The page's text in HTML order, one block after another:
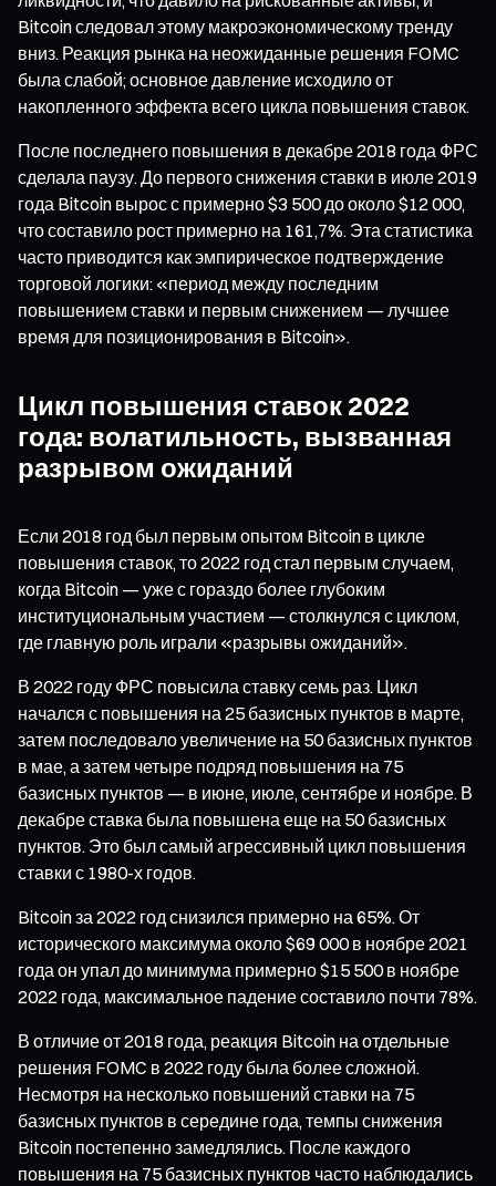
Bitcoin следовал этому макроэкономическому тренду
вниз. Реакция рынка на неожиданные решения FOMC
была слабой; основное давление исходило от
накопленного эффекта всего цикла повышения ставок.
После последнего повышения в декабре 2018 года ФРС
сделала паузу. До первого снижения ставки в июле 2019
года Bitcoin вырос с примерно $3 500 до около $12 000,
что составило рост примерно на 161,7%. Эта статистика
часто приводится как эмпирическое подтверждение
торговой логики: «период между последним
повышением ставки и первым снижением — лучшее
время для позиционирования в Bitcoin».
Цикл повышения ставок 2022
года: волатильность, вызванная
разрывом ожиданий
Если 2018 год был первым опытом Bitcoin в цикле
повышения ставок, то 2022 год стал первым случаем,
когда Bitcoin — уже с гораздо более глубоким
институциональным участием — столкнулся с циклом,
где главную роль играли «разрывы ожиданий».
В 2022 году ФРС повысила ставку семь раз. Цикл
начался с повышения на 25 базисных пунктов в марте,
затем последовало увеличение на 50 базисных пунктов
в мае, а затем четыре подряд повышения на 75
базисных пунктов — в июне, июле, сентябре и ноябре. В
декабре ставка была повышена еще на 50 базисных
пунктов. Это был самый агрессивный цикл повышения
ставки с 1980-х годов.
Bitcoin за 2022 год снизился примерно на 65%. От
исторического максимума около $69 000 в ноябре 2021
года он упал до минимума примерно $15 500 в ноябре
2022 года, максимальное падение составило почти 78%.
В отличие от 2018 года, реакция Bitcoin на отдельные
решения FOMC в 2022 году была более сложной.
Несмотря на несколько повышений ставки на 75
базисных пунктов в середине года, темпы снижения
Bitcoin постепенно замедлялись. После каждого
повышения на 75 базисных пунктов часто наблюдались